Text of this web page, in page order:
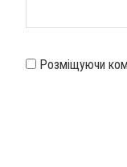
Розміщуючи